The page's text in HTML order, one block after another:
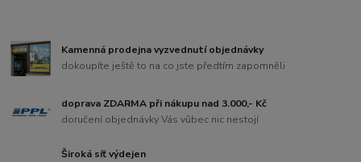
Kamenná prodejna vyzvednutí objednávky
dokoupíte ještě to na co jste předtím zapomněli
doprava ZDARMA při nákupu nad 3.000,- Kč
doručení objednávky Vás vůbec nic nestojí
Široká síť výdejen